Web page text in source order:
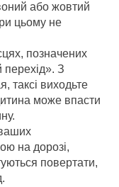
або жовтий
цьому не
позначених
З
таксі виходьте
може впасти
на дорозі,
повертати,